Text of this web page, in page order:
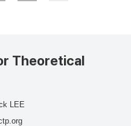
Theoretical
LEE